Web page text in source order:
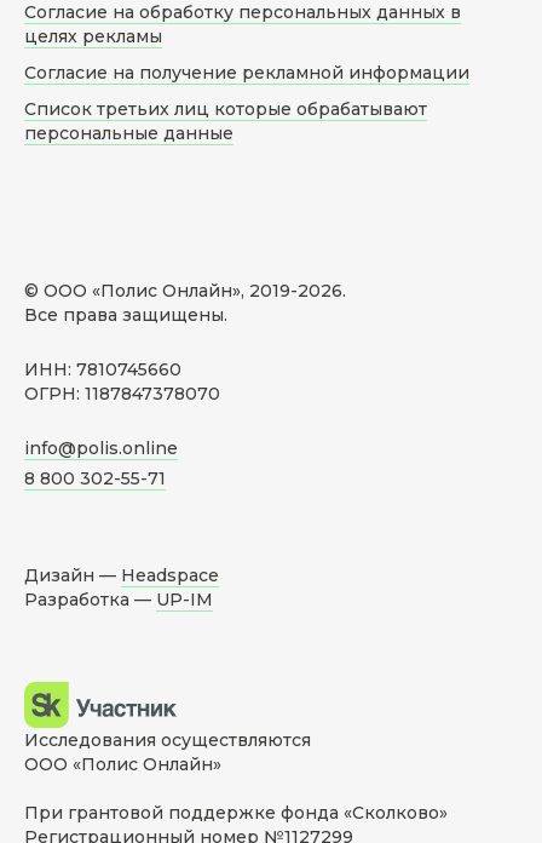
© ООО «Полис Онлайн», 2019-2026.
Все права защищены.
ИНН: 7810745660
ОГРН: 1187847378070
info@polis.online
8 800 302-55-71
Согласие на обработку персональных данных в
целях рекламы
Согласие на получение рекламной информации
Список третьих лиц которые обрабатывают
персональные данные
Дизайн — Headspace
Разработка — UP-IM
Исследования осуществляются
ООО «Полис Онлайн»
При грантовой поддержке фонда «Сколково»
Регистрационный номер №1127299